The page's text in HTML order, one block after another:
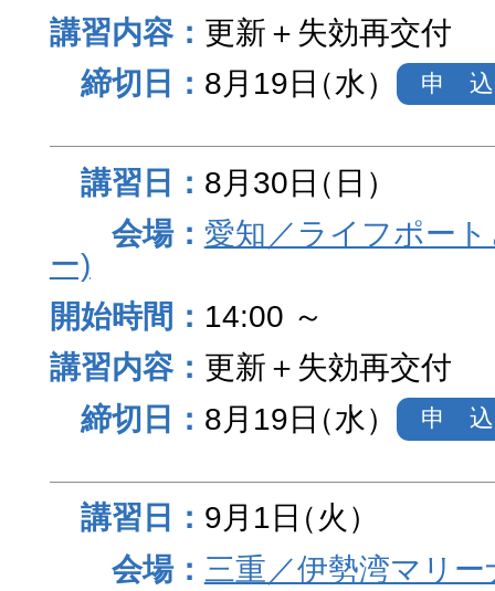
更新＋失効再交付
8月19日（水） 申 込
8月30日（日）
愛知／ライフポー
ー)
14:00 ～
更新＋失効再交付
8月19日（水） 申 込
9月1日（火）
三重／伊勢湾マリー